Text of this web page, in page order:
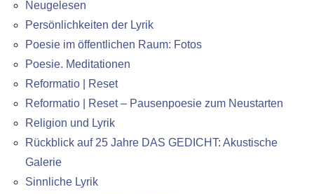
Neugelesen
Persönlichkeiten der Lyrik
Poesie im öffentlichen Raum: Fotos
Poesie. Meditationen
Reformatio | Reset
Reformatio | Reset – Pausenpoesie zum Neustarten
Religion und Lyrik
Rückblick auf 25 Jahre DAS GEDICHT: Akustische
Galerie
Sinnliche Lyrik